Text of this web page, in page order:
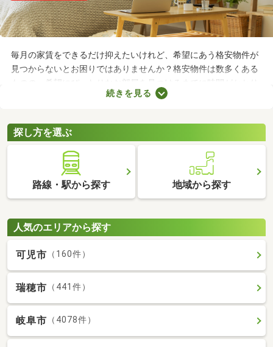
毎月の家賃をできるだけ抑えたいけれど、希望にあう格安物件が
見つからないとお困りではありませんか？格安物件は数多くある
ものの、希望にぴったりなお部屋を見つけるまでに時間がかかり
ます。ここでは、費用重視の方におすすめの家賃3万円以下の物
るお部屋を探してみましょう。
続きを見る
探し方を選ぶ
路線・駅から探す 地域から探す
人気のエリアから探す
可児市 （160件）
瑞穂市 （441件）
岐阜市 （4078件）